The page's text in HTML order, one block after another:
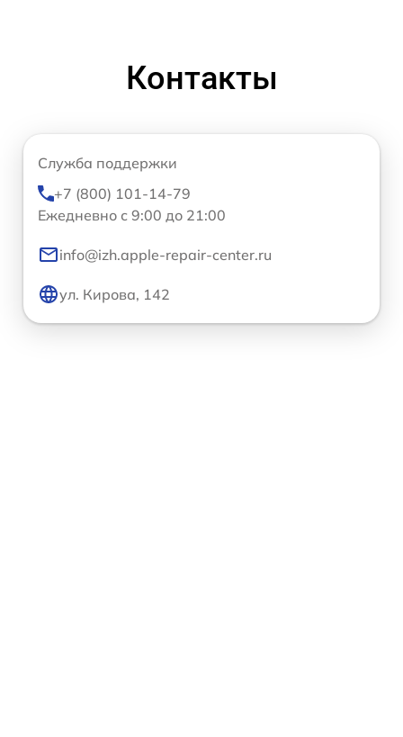
Контакты
Служба поддержки
+7 (800) 101-14-79
Ежедневно с 9:00 до 21:00
info@izh.apple-repair-center.ru
ул. Кирова, 142